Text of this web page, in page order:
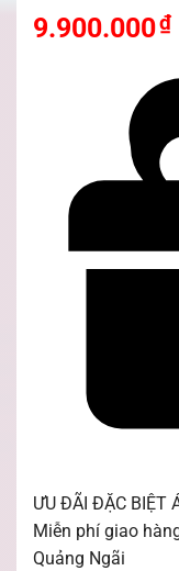
9.900.000₫
ƯU ĐÃI ĐẶC BIỆT
Miễn phí giao
Quảng Ngãi